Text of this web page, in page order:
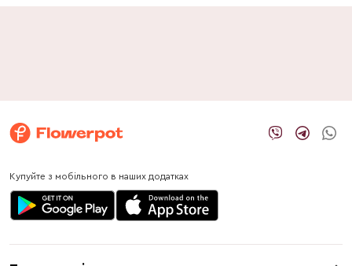
Купуйте з мобільного в наших додатках